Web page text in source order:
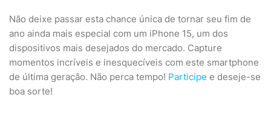
Não deixe passar esta chance única de tornar seu fim de
ano ainda mais especial com um iPhone 15, um dos
dispositivos mais desejados do mercado. Capture
momentos incríveis e inesquecíveis com este smartphone
de última geração. Não perca tempo! Participe e deseje-se
boa sorte!